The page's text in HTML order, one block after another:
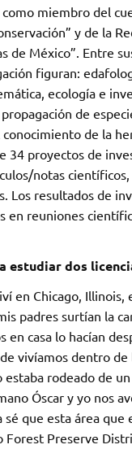
miembro del
y de la
de México”. Entre
figuran:
ecología e
de
de la
34 proyectos de
notas
Los resultados de
en reuniones
estudiar dos
en Chicago, Illinois,
padres surtían la
en casa lo hacían
vivíamos dentro de
rodeado de un
Óscar y yo nos
que esta área que
Forest Preserve